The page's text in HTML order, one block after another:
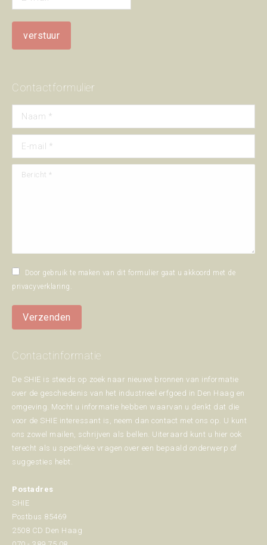
Contactformulier
Naam *
E-mail *
Bericht *
Door gebruik te maken van dit formulier gaat u akkoord met de
privacyverklaring .
Verzenden
Contactinformatie
De SHIE is steeds op zoek naar nieuwe bronnen van informatie
over de geschiedenis van het industrieel erfgoed in Den Haag en
omgeving. Mocht u informatie hebben waarvan u denkt dat die
voor de SHIE interessant is, neem dan contact met ons op. U kunt
ons zowel mailen, schrijven als bellen. Uiteraard kunt u hier ook
terecht als u specifieke vragen over een bepaald onderwerp of
suggesties hebt.
Postadres
SHIE
Postbus 85469
2508 CD Den Haag